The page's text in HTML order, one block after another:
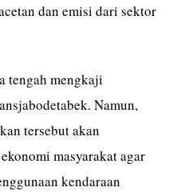
dan emisi dari sektor
tengah mengkaji
Namun,
tersebut akan
masyarakat agar
kendaraan